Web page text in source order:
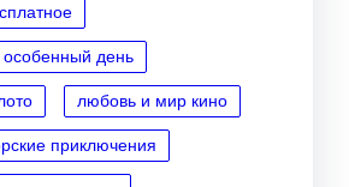
день
любовь и мир кино
приключения